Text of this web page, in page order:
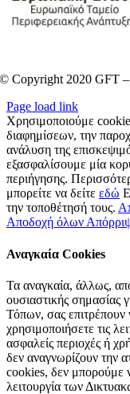
© Copyright 2020 GFT
Page load link
Χρησιμοποιούμε
διαφημίσεων, την
ανάλυση της
εξασφαλίσουμε μία
περιήγησης.
μπορείτε να δείτε εδώ
την τοποθέτησή τους.
Αποδοχή όλων
Αναγκαία Cookies
Τα αναγκαία, άλλως,
ουσιαστικής σημασίας
Τόπων, σας επιτρέπουν
χρησιμοποιήσετε τις
ασφαλείς περιοχές ή
δεν αναγνωρίζουν την
cookies, δεν μπορούμε
λειτουργία των